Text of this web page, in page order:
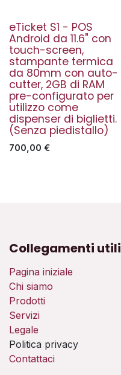
Nuovo!
eTicket S1 - POS
Android da 11.6" con
touch-screen,
stampante termica
da 80mm con auto-
cutter, 2GB di RAM
pre-configurato per
utilizzo come
dispenser di biglietti.
(Senza piedistallo)
700,00 €
Collegamenti utili
Pagina iniziale
Chi siamo
Prodotti
Servizi
Legale
Politica privacy
Contattaci